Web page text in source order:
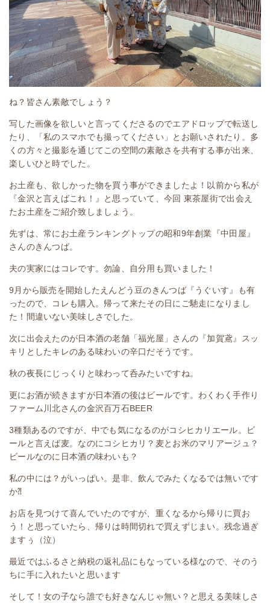
ね？皆さん素敵でしょう？
写した画像を欲しいと言ってくださるのでエアドロップで転送し
たり、「私のスマホでも撮ってください」とお願いされたり。多
くの方々と撮影を通じてこの空間の素敵さを共有する事が出来、
楽しいひと時でした。
お土産も、欲しかった物を買う事ができましたよ！以前から私が
『金沢と言えばこれ！』と思っていて、今回 東茶屋街で出会え
たお土産をご紹介致しましょう。
先ずは、常にお土産ランキングトップの昭和9年創業『中田屋』
さんのきんつば。
夫の実家にはコレです。勿論、自分用も買いました！
9月から販売を開始したえんどう豆のきんつば『うぐいす』も有
ったので、コレも購入。 帰って来たその日にご馳走になりまし
た！ 間違いない美味しさでした。
次に出会えたのが日本酒の老舗「福光屋」さんの『加賀鳶』スッ
キリとしたキレのある味わいの辛口だそうです。
秋の夜長にじっくりと味わって呑みたいですね。
更にお酒が続きますが日本酒の後はビールです。わくわく手作り
ファーム川北さんの金沢百万石BEER
3種類あるのですが、中でも気になるのがコシヒカリエール。ビ
ールと言えば麦。なのにコシヒカリ？麦とお米のマリアージュ？
ビールなのに日本酒の味わいも？
私の中には？がいっぱい。是非、飲んでみたくなるでは無いです
か⁈
お店を見つけて喜んでいたのですが、重くなるから帰りに買お
う！と思っていたら、帰りは時間切れで買えずじまい。残念過ぎ
ますぅ（泣）
最近ではふるさと納税の返礼品にもなっている様なので、そのう
ちに手に入れたいと思います
そして！女の子なら誰でも好きなんじゃ無い？と思える美味しさ